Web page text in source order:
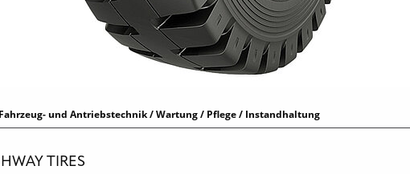
und Antriebstechnik / Wartung / Pflege / Instandhaltung
TIRES